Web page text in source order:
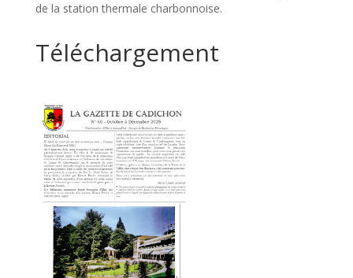
de la station thermale charbonnoise.
Téléchargement